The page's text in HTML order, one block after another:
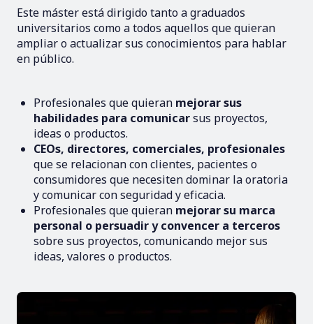
Este máster está dirigido tanto a graduados
universitarios como a todos aquellos que quieran
ampliar o actualizar sus conocimientos para hablar
en público.
Profesionales que quieran mejorar sus
habilidades para comunicarsus proyectos,
ideas o productos.
CEOs, directores, comerciales, profesionales
que se relacionan con clientes, pacientes o
consumidores que necesiten dominar la oratoria
y comunicar con seguridad y eficacia.
Profesionales que quieran mejorar su marca
personal o persuadir y convencer a terceros
sobre sus proyectos, comunicando mejor sus
ideas, valores o productos.